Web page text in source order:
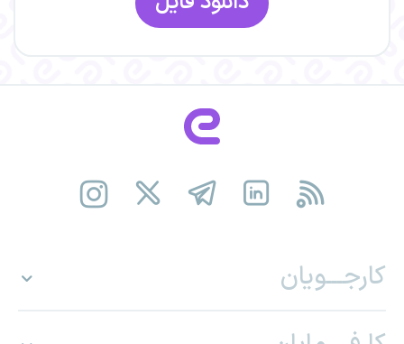
کارجـــویان